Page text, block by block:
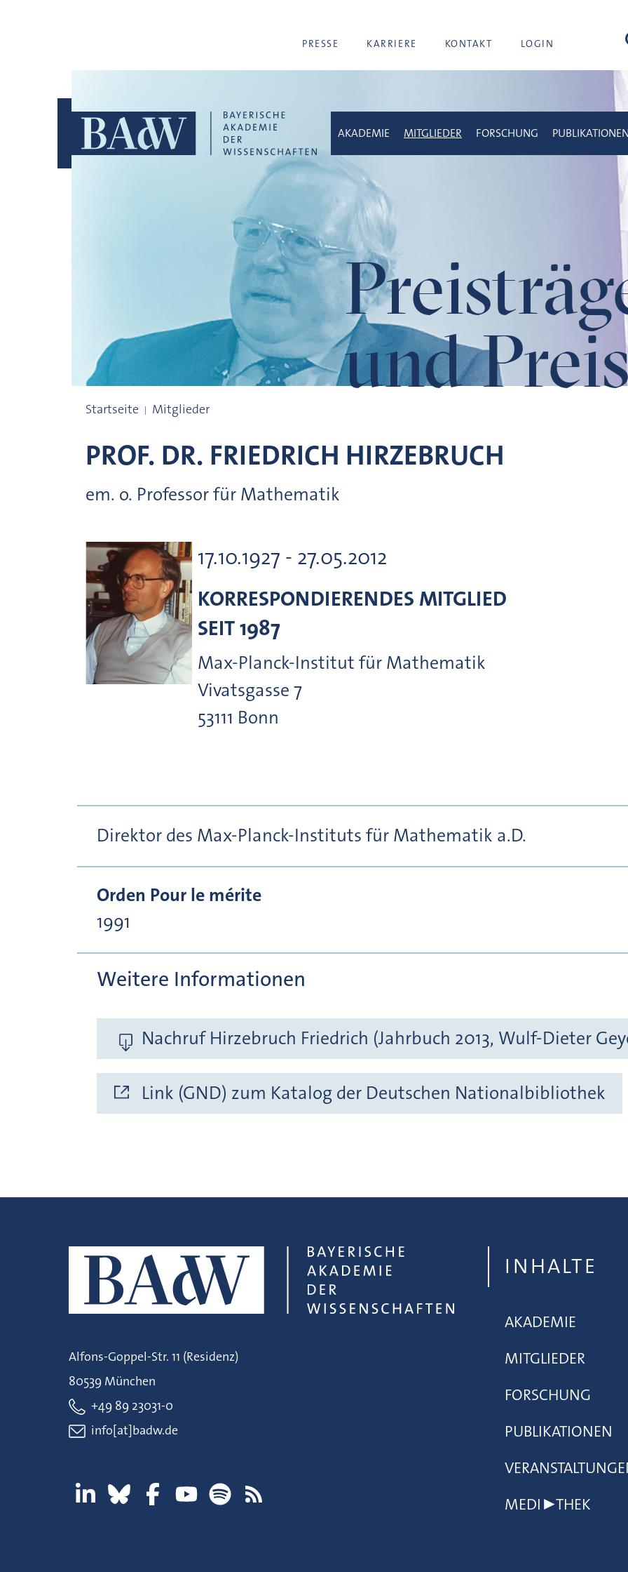
PRESSE KARRIERE KONTAKT LOGIN
und
AKADEMIE MITGLIEDER FORSCHUNG
Startseite Mitglieder
PROF. DR. FRIEDRICH HIRZEBRUCH
em. o. Professor für Mathematik
17.10.1927 - 27.05.2012
KORRESPONDIERENDES MITGLIED
SEIT 1987
Max-Planck-Institut für Mathematik
Vivatsgasse 7
53111 Bonn
Direktor des Max-Planck-Instituts für Mathematik a.D.
Orden Pour le mérite
1991
Weitere Informationen
Nachruf Hirzebruch Friedrich (Jahrbuch 2013, Wulf-Dieter
Link (GND) zum Katalog der Deutschen Nationalbibliothek
Alfons-Goppel-Str. 11 (Residenz)
80539 München
+49 89 23031-0
info[at]badw.de
INHALTE
AKADEMIE
MITGLIEDER
FORSCHUNG
PUBLIKATIONEN
MEDI▶THEK